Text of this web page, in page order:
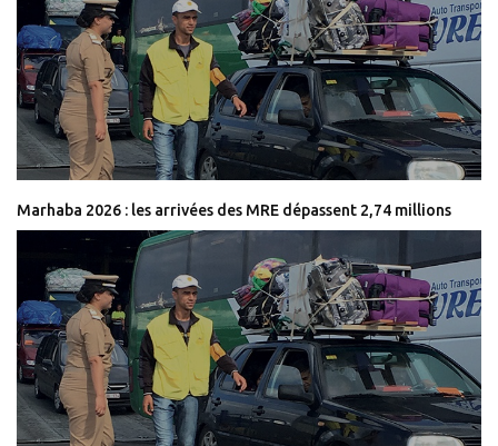
Marhaba 2026 : les arrivées des MRE dépassent 2,74 millions